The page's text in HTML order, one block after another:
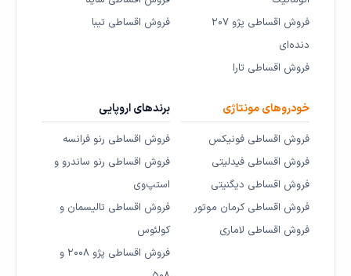
فروش اقساطی پژو ۲۰۷
دنده‌ای
فروش اقساطی تارا
فروش اقساطی تیبا
خودروهای مونتاژی
فروش اقساطی فونیکس
فروش اقساطی فیدلیتی
فروش اقساطی دیگنیتی
فروش اقساطی کرمان موتور
فروش اقساطی لاماری
برندهای اروپایی
فروش اقساطی رنو فرانسه
فروش اقساطی رنو ساندرو و
استپ‌وی
فروش اقساطی تالیسمان و
کولئوس
فروش اقساطی پژو ۲۰۰۸ و